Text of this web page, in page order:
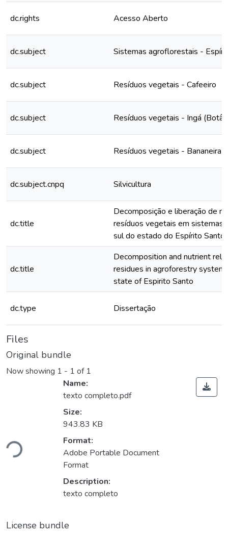
dc.rights Acesso Aberto
dc.subject Sistemas agroflorestais -
dc.subject Resíduos vegetais - Cafeeiro
dc.subject Resíduos vegetais - Ingá
dc.subject Resíduos vegetais - Bananeira
dc.subject.cnpq Silvicultura
dc.title
Decomposição e liberação de
resíduos vegetais em sistemas
sul do estado do Espírito Santo
dc.title
Decomposition and nutrient
residues in agroforestry
state of Espirito Santo
dc.type Dissertação
Files
Original bundle
Now showing 1 - 1 of 1
Loading...
Name:
texto completo.pdf
Size:
943.83 KB
Format:
Adobe Portable Document
Format
Description:
texto completo
License bundle